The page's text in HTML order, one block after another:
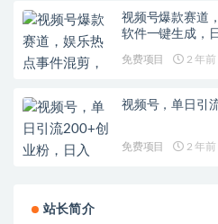
视频号爆款赛道
软件一键生成，
免费项目 2 年前
视频号，单日引
免费项目 2 年前
站长简介